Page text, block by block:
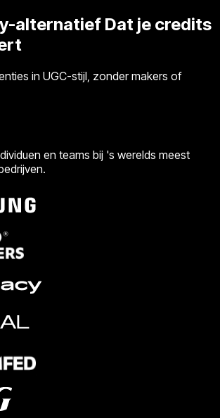
alternatief Dat je credits
in UGC-stijl, zonder makers of
en teams bij 's werelds meest